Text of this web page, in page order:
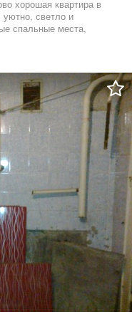
хорошая квартира в
светло и
спальные места,
900грн. На
Скорее звоните ))